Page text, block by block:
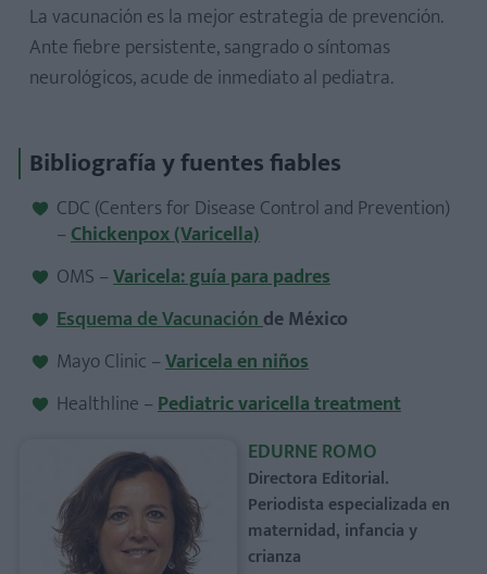
La vacunación es la mejor estrategia de prevención.
Ante fiebre persistente, sangrado o síntomas
neurológicos, acude de inmediato al pediatra.
Bibliografía y fuentes fiables
CDC (Centers for Disease Control and Prevention)
–Chickenpox (Varicella)
OMS –Varicela: guía para padres
Esquema de Vacunaciónde México
Mayo Clinic –Varicela en niños
Healthline –Pediatric varicella treatment
EDURNE ROMO
Directora Editorial.
Periodista especializada en
maternidad, infancia y
crianza